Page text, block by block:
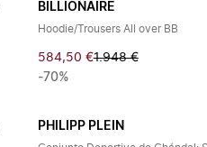
BILLIONAIRE
Hoodie/Trousers All over BB
584,50 €1.948 €
-70%
PHILIPP PLEIN